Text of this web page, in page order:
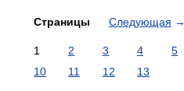
Страницы Следующая →
1 2 3 4 5
10
11 12 13